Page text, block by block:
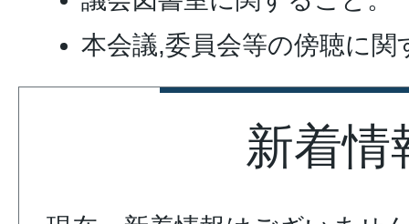
本会議,委員会等の傍聴に関
新着情